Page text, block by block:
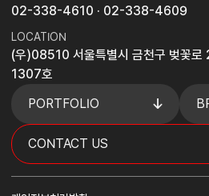
02-338-4610 · 02-338-4609
LOCATION
(우)08510 서울특별시 금천구 벚꽃
1307호
PORTFOLIO
CONTACT US